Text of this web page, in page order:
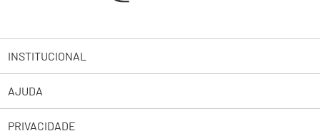
INSTITUCIONAL
Sobre a Lupo
Trabalhe Conosco
AJUDA
PRIVACIDADE